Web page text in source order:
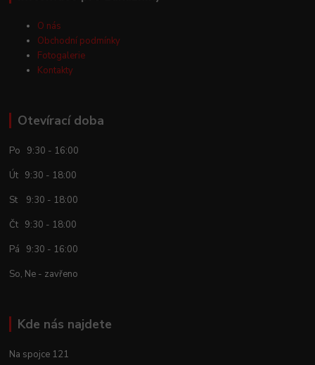
O nás
Obchodní podmínky
Fotogalerie
Kontakty
Otevírací doba
Po 9:30 - 16:00
Út 9:30 - 18:00
St 9:30 - 18:00
Čt 9:30 - 18:00
Pá 9:30 - 16:00
So, Ne - zavřeno
Kde nás najdete
Na spojce 121